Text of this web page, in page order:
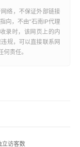
网络，不保证外部链接
向，不由“石南IP代理
录时，该网页上的内
规，可以直接联系网
何责任。